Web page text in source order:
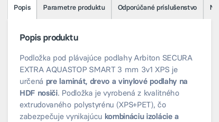
Popis Parametre produktu Odporúčané príslušenstvo
Popis produktu
Podložka pod plávajúce podlahy Arbiton SECURA
EXTRA AQUASTOP SMART 3 mm 3v1 XPS je
určená pre laminát, drevo a vinylové podlahy na
HDF nosiči. Podložka je vyrobená z kvalitného
extrudovaného polystyrénu (XPS+PET), čo
zabezpečuje vynikajúcu kombináciu izolácie a